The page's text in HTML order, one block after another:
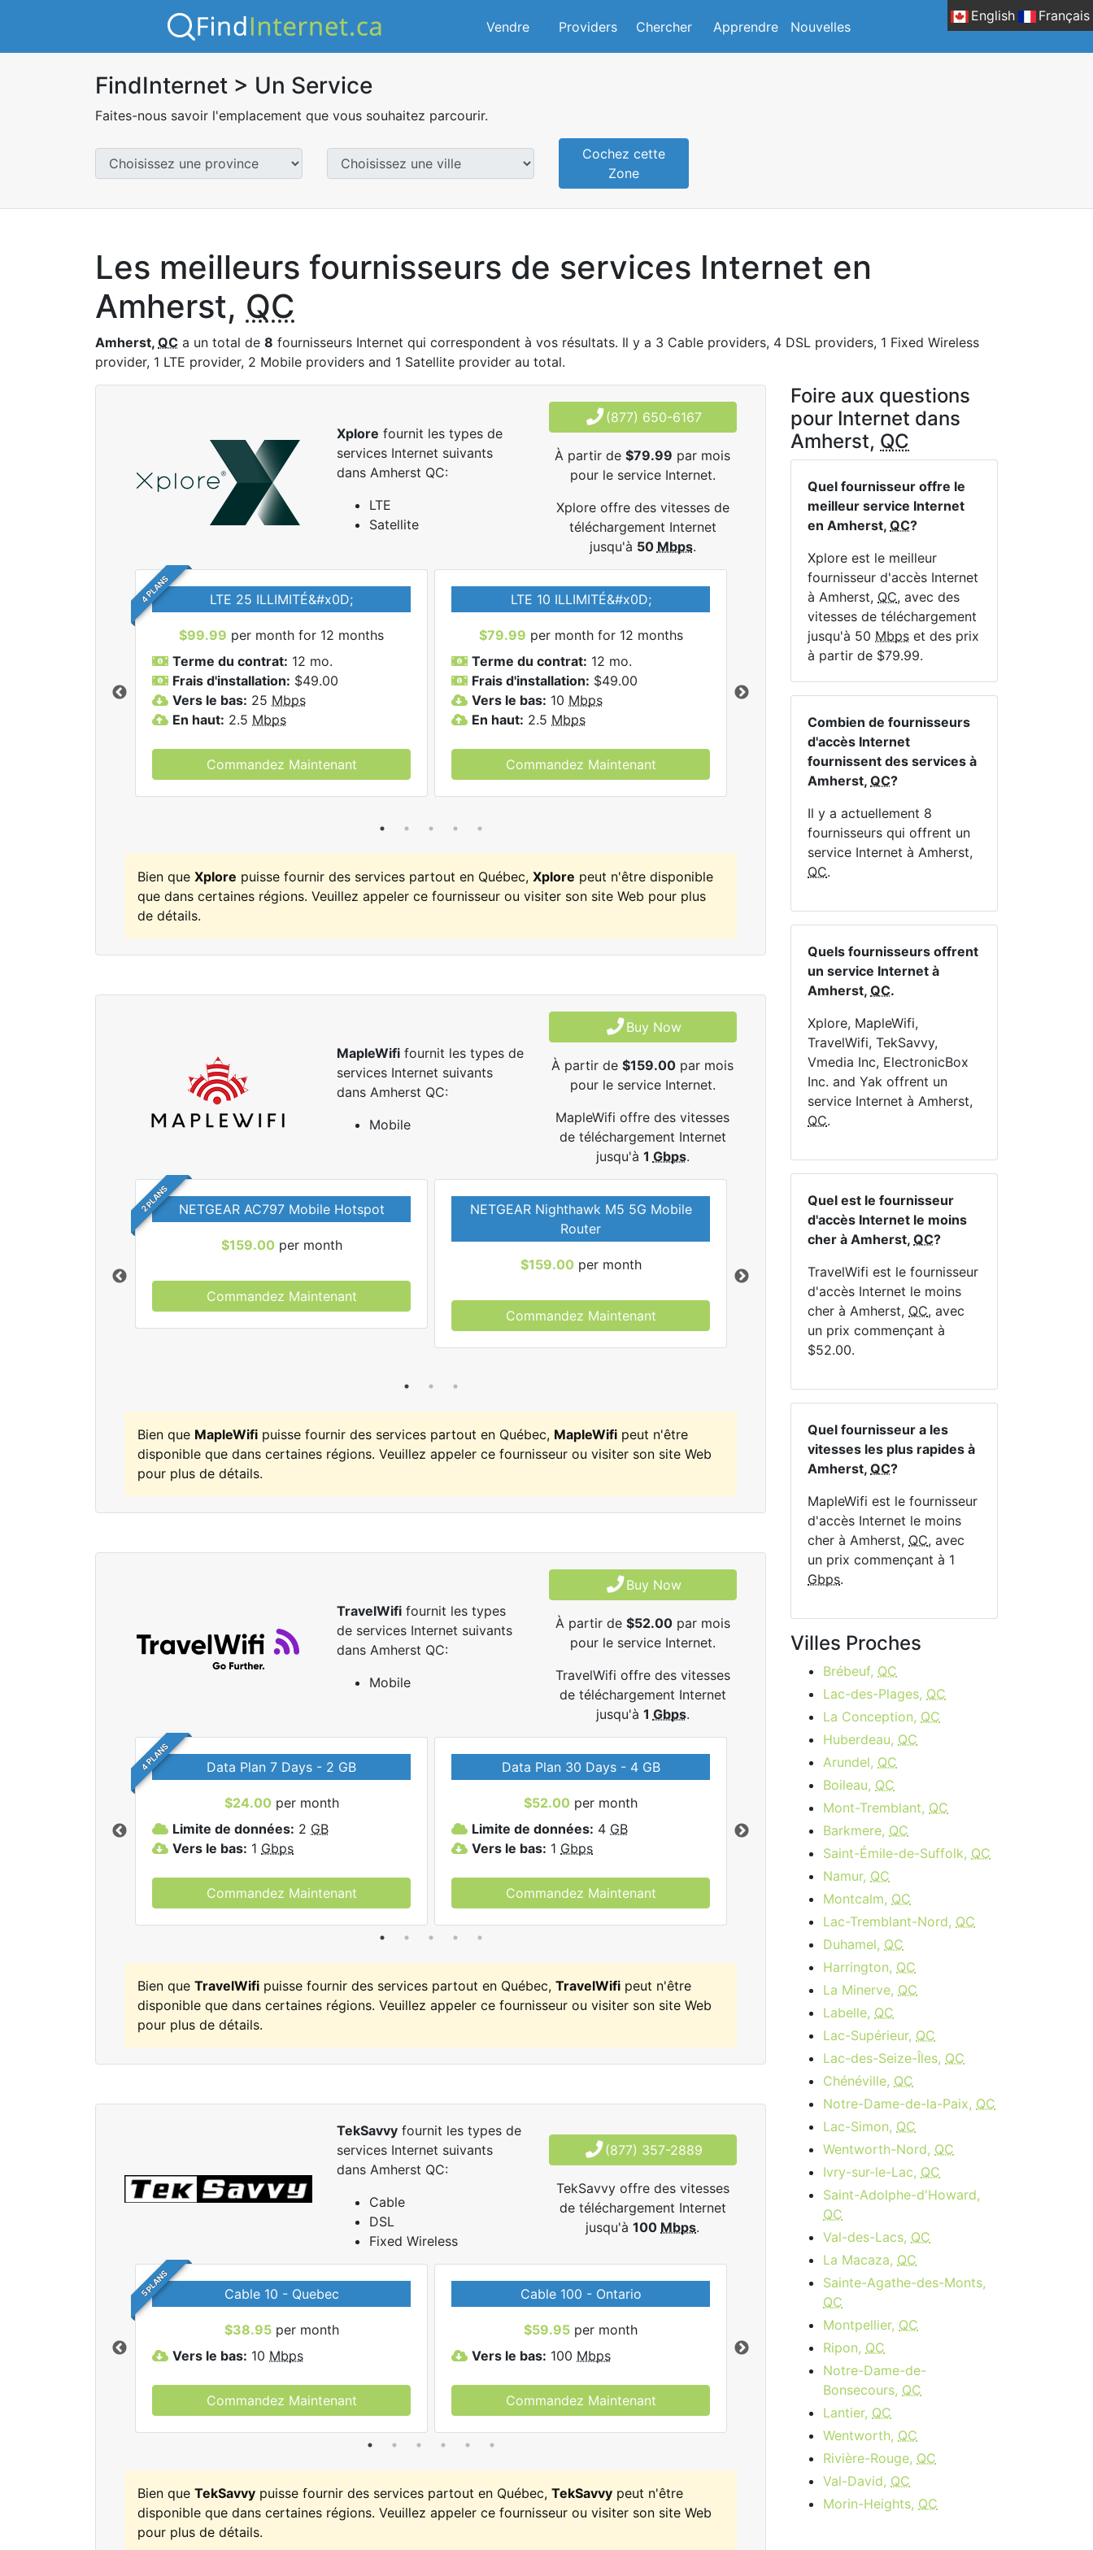
English Français
Vendre Providers Chercher Apprendre Nouvelles
FindInternet > Un Service
Faites-nous savoir l'emplacement que vous souhaitez parcourir.
Cochez cette
Zone
Les meilleurs fournisseurs de services Internet en
Amherst, QC
Amherst, QC a un total de 8 fournisseurs Internet qui correspondent à vos résultats. Il y a 3 Cable providers, 4 DSL providers, 1 Fixed Wireless
provider, 1 LTE provider, 2 Mobile providers and 1 Satellite provider au total.
Xplore fournit les types de
services Internet suivants
dans Amherst QC:
LTE
Satellite
(877) 650-6167
À partir de$79.99 par mois
pour le service Internet.
Xplore offre des vitesses de
téléchargement Internet
jusqu'à 50 Mbps.
4 PLANS LTE 25 ILLIMITÉ&#x0D;
$99.99 per month for 12 months
Terme du contrat: 12 mo.
Frais d'installation: $49.00
Vers le bas: 25 Mbps
En haut: 2.5 Mbps
Commandez Maintenant
LTE 10 ILLIMITÉ&#x0D;
$79.99 per month for 12 months
Terme du contrat: 12 mo.
Frais d'installation: $49.00
Vers le bas: 10 Mbps
En haut: 2.5 Mbps
Commandez Maintenant
Sat 25
$119.99per month for 12 months
Terme du contrat:12 mo.
Frais d'installation:$49.00
Limite de données:200GB
Vers le bas:25Mbps
En haut:1Mbps
Commandez Maintenant
Bien que Xplore puisse fournir des services partout en Québec, Xplore peut n'être disponible
que dans certaines régions. Veuillez appeler ce fournisseur ou visiter son site Web pour plus
de détails.
MapleWififournit les types de
services Internet suivants
dans Amherst QC:
Mobile
Buy Now
À partir de$159.00 par mois
pour le service Internet.
MapleWifi offre des vitesses
de téléchargement Internet
jusqu'à 1 Gbps.
2 PLANS NETGEAR AC797 Mobile Hotspot
$159.00 per month
Commandez Maintenant
NETGEAR Nighthawk M5 5G Mobile
Router
$159.00 per month
Commandez Maintenant
Cliquez ici pour afficher tous les forfaits
Internet MapleWifi.
Bien que MapleWifi puisse fournir des services partout en Québec, MapleWifi peut n'être
disponible que dans certaines régions. Veuillez appeler ce fournisseur ou visiter son site Web
pour plus de détails.
TravelWififournit les types
de services Internet suivants
dans Amherst QC:
Mobile
Buy Now
À partir de $52.00par mois
pour le service Internet.
TravelWifi offre des vitesses
de téléchargement Internet
jusqu'à 1 Gbps.
4 PLANS Data Plan 7 Days - 2 GB
$24.00 per month
Limite de données: 2 GB
Vers le bas: 1 Gbps
Commandez Maintenant
Data Plan 30 Days - 4 GB
$52.00 per month
Limite de données: 4 GB
Vers le bas: 1 Gbps
Commandez Maintenant
Data Plan 30 Days - 8 GB
$74.00per month
Limite de données:8
Vers le bas:1 Gbps
Commandez Maintenant
Bien que TravelWifi puisse fournir des services partout en Québec, TravelWifi peut n'être
disponible que dans certaines régions. Veuillez appeler ce fournisseur ou visiter son site Web
pour plus de détails.
TekSavvyfournit les types de
services Internet suivants
dans Amherst QC:
Cable
DSL
Fixed Wireless
(877) 357-2889
TekSavvy offre des vitesses
de téléchargement Internet
jusqu'à100 Mbps.
5 PLANS Cable 10 - Quebec
$38.95per month
Vers le bas: 10 Mbps
Commandez Maintenant
Cable 100 - Ontario
$59.95 per month
Vers le bas: 100 Mbps
Commandez Maintenant
Cable 15 - AB, BC
$34.95per month
Vers le bas:15Mbps
Commandez Maintenant
Bien que TekSavvy puisse fournir des services partout en Québec, TekSavvy peut n'être
disponible que dans certaines régions. Veuillez appeler ce fournisseur ou visiter son site Web
pour plus de détails.
Foire aux questions
pour Internet dans
Amherst, QC
Quel fournisseur offre le
meilleur service Internet
en Amherst, QC?
Xplore est le meilleur
fournisseur d'accès Internet
à Amherst, QC, avec des
vitesses de téléchargement
jusqu'à 50 Mbps et des prix
à partir de $79.99.
Combien de fournisseurs
d'accès Internet
fournissent des services à
Amherst, QC?
Il y a actuellement 8
fournisseurs qui offrent un
service Internet à Amherst,
QC.
Quels fournisseurs offrent
un service Internet à
Amherst, QC.
Xplore, MapleWifi,
TravelWifi, TekSavvy,
Vmedia Inc, ElectronicBox
Inc. and Yak offrent un
service Internet à Amherst,
QC.
Quel est le fournisseur
d'accès Internet le moins
cher à Amherst, QC?
TravelWifi est le fournisseur
d'accès Internet le moins
cher à Amherst, QC, avec
un prix commençant à
$52.00.
Quel fournisseur a les
vitesses les plus rapides à
Amherst, QC?
MapleWifi est le fournisseur
d'accès Internet le moins
cher à Amherst, QC, avec
un prix commençant à 1
Gbps.
Villes Proches
Brébeuf, QC
Lac-des-Plages, QC
La Conception, QC
Huberdeau, QC
Arundel, QC
Boileau, QC
Mont-Tremblant, QC
Barkmere, QC
Saint-Émile-de-Suffolk, QC
Namur, QC
Montcalm, QC
Lac-Tremblant-Nord, QC
Duhamel, QC
Harrington, QC
La Minerve, QC
Labelle, QC
Lac-Supérieur, QC
Lac-des-Seize-Îles, QC
Chénéville, QC
Notre-Dame-de-la-Paix, QC
Lac-Simon, QC
Wentworth-Nord, QC
Ivry-sur-le-Lac, QC
Saint-Adolphe-d'Howard,
QC
Val-des-Lacs, QC
La Macaza, QC
Sainte-Agathe-des-Monts,
QC
Montpellier, QC
Ripon, QC
Notre-Dame-de-
Bonsecours, QC
Lantier, QC
Wentworth, QC
Rivière-Rouge, QC
Val-David, QC
Morin-Heights, QC